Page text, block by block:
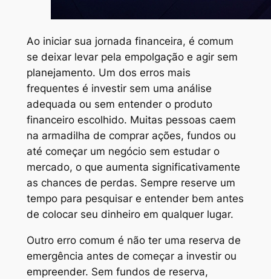
Ao iniciar sua jornada financeira, é comum
se deixar levar pela empolgação e agir sem
planejamento. Um dos erros mais
frequentes é investir sem uma análise
adequada ou sem entender o produto
financeiro escolhido. Muitas pessoas caem
na armadilha de comprar ações, fundos ou
até começar um negócio sem estudar o
mercado, o que aumenta significativamente
as chances de perdas. Sempre reserve um
tempo para pesquisar e entender bem antes
de colocar seu dinheiro em qualquer lugar.
Outro erro comum é não ter uma reserva de
emergência antes de começar a investir ou
empreender. Sem fundos de reserva,